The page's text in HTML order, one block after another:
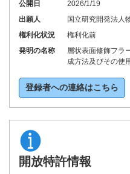
公開日
2026/1/19
出願人
国立研究開発法人
権利化状況
権利化前
発明の名称
層状表面修飾フラ
成方法及びその使
登録者への連絡はこちら
開放特許情報